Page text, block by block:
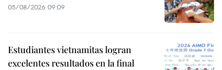
05/08/2026 09:09
Estudiantes vietnamitas logran
excelentes resultados en la final